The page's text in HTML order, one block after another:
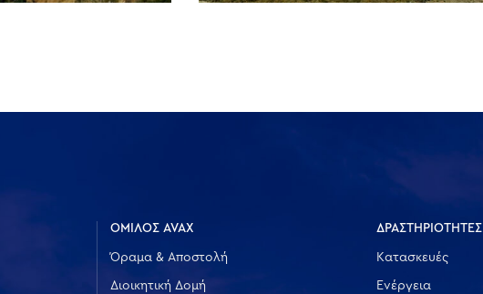
ΟΜΙΛΟΣ AVAX
Όραμα & Αποστολή
Διοικητική Δομή
ΔΡΑΣΤΗΡΙΟΤΗΤΕΣ
Κατασκευές
Ενέργεια